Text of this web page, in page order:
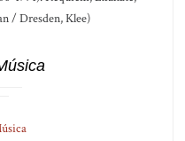
/ Dresden, Klee)